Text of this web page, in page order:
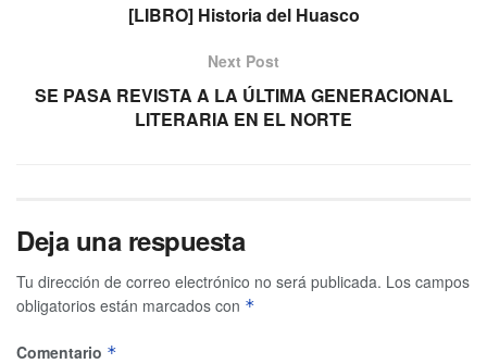
[LIBRO] Historia del Huasco
Next Post
SE PASA REVISTA A LA ÚLTIMA GENERACIONAL
LITERARIA EN EL NORTE
Deja una respuesta
Tu dirección de correo electrónico no será publicada. Los campos
obligatorios están marcados con *
Comentario *